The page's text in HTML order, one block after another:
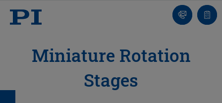
Contact
Miniature Rotation
Stages